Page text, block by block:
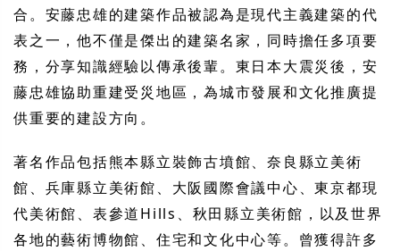
合。安藤忠雄的建築作品被認為是現代主義建築的代
表之一，他不僅是傑出的建築名家，同時擔任多項要
務，分享知識經驗以傳承後輩。東日本大震災後，安
藤忠雄協助重建受災地區，為城市發展和文化推廣提
供重要的建設方向。
著名作品包括熊本縣立裝飾古墳館、奈良縣立美術
館、兵庫縣立美術館、大阪國際會議中心、東京都現
代美術館、表參道Hills、秋田縣立美術館，以及世界
各地的藝術博物館、住宅和文化中心等。曾獲得許多